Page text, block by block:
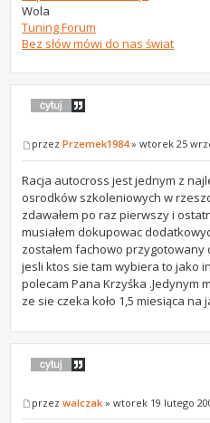
Wola
Tuning Forum
Bez słów mówi do nas świat
przezPrzemek1984» wtorek 25
Racja autocross jest jednym z
osrodków szkoleniowych w
zdawałem po raz pierwszy i
musiałem dokupowac
zostałem fachowo przygotowany
jesli ktos sie tam wybiera to jako
polecam Pana Krzyśka .Jedynym
ze sie czeka koło 1,5 miesiąca na
przezwalczak » wtorek 19 lutego